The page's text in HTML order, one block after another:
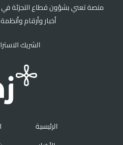
منصة تعني بشؤون قطاع التجزئة
أخبار وأرقام
الشريك
الرئيسية